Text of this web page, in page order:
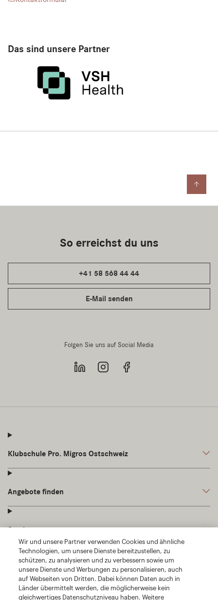
Wir und unsere Partner verwenden Cookies und ähnliche
Technologien, um unsere Dienste bereitzustellen, zu
schützen, zu analysieren und zu verbessern sowie um
unsere Dienste und Werbungen zu personalisieren, auch
auf Webseiten von Dritten. Dabei können Daten auch in
Länder übermittelt werden, die möglicherweise kein
gleichwertiges Datenschutzniveau haben. Weitere